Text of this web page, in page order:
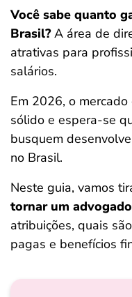
Você sabe quanto
Brasil?A área de
atrativas para
salários.
Em 2026, o
sólido e espera-se
busquem
no Brasil.
Neste guia, vamos
tornar um advogado
atribuições, quais
pagas e benefícios